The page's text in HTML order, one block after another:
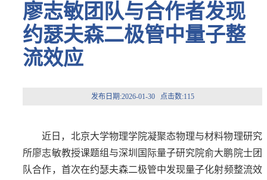
廖志敏团队与合作者发现
约瑟夫森二极管中量子整
流效应
发布日期:2026-01-30 点击数:115
近日，北京大学物理学院凝聚态物理与材料物理研究
所廖志敏教授课题组与深圳国际量子研究院俞大鹏院士团
队合作， 首次在约瑟夫森二极管中发现量子化射频整流效